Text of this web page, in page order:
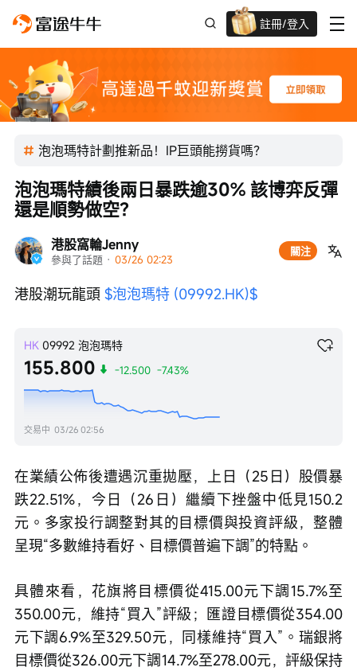
註冊/登入
迎新驚喜賞 股票/BTC等任你揀!
泡泡瑪特計劃推新品！IP巨頭能撈貨嗎？
港股窩輪Jenny
參與了話題 · 03/26 02:23
關注
泡泡瑪特績後兩日暴跌逾30% 該博弈反彈
還是順勢做空？
港股潮玩龍頭 $泡泡瑪特 (09992.HK)$
HK 09992 泡泡瑪特
155.800 -12.500 -7.43%
交易中 03/26 02:56
在業績公佈後遭遇沉重拋壓，上日（25日）股價暴
跌22.51%，今日（26日）繼續下挫盤中低見150.2
元。多家投行調整對其的目標價與投資評級，整體
呈現“多數維持看好、目標價普遍下調”的特點。
具體來看，花旗將目標價從415.00元下調15.7%至
350.00元，維持“買入”評級；匯證目標價從354.00
元下調6.9%至329.50元，同樣維持“買入”。瑞銀將
目標價從326.00元下調14.7%至278.00元，評級保持